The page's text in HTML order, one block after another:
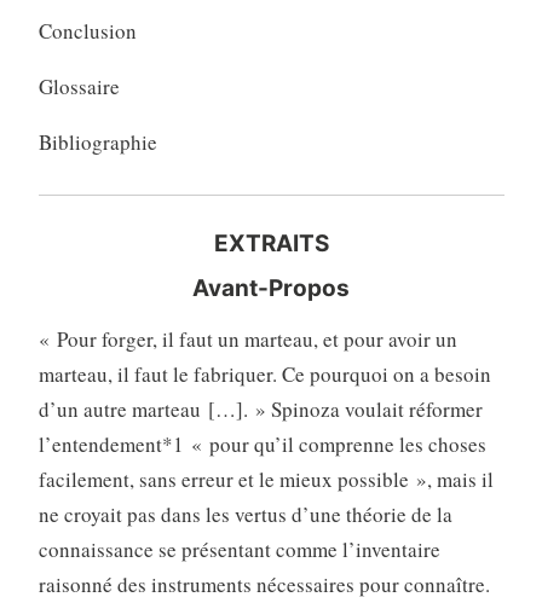
Conclusion
Glossaire
Bibliographie
EXTRAITS
Avant-Propos
« Pour forger, il faut un marteau, et pour avoir un
marteau, il faut le fabriquer. Ce pourquoi on a besoin
d’un autre marteau […]. » Spinoza voulait réformer
l’entendement*1 « pour qu’il comprenne les choses
facilement, sans erreur et le mieux possible », mais il
ne croyait pas dans les vertus d’une théorie de la
connaissance se présentant comme l’inventaire
raisonné des instruments nécessaires pour connaître.